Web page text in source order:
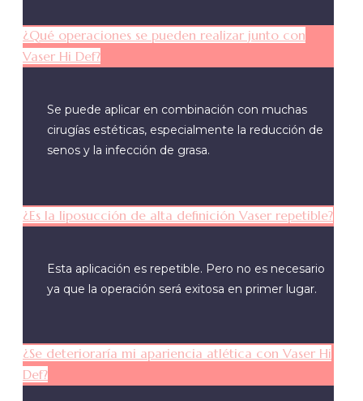
¿Qué operaciones se pueden realizar junto con
Vaser Hi Def?
Se puede aplicar en combinación con muchas
cirugías estéticas, especialmente la reducción de
senos y la infección de grasa.
¿Es la liposucción de alta definición Vaser repetible?
Esta aplicación es repetible. Pero no es necesario
ya que la operación será exitosa en primer lugar.
¿Se deterioraría mi apariencia atlética con Vaser Hi
Def?